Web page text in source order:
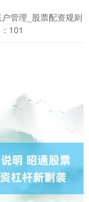
管理_股票配资规则
101